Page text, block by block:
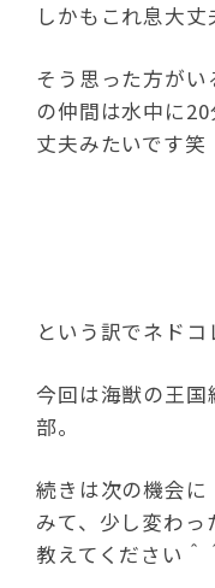
しかもこれ息大丈
そう思った方が
の仲間は水中に
丈夫みたいです笑
という訳でネド
今回は海獣の王
部。
続きは次の機会
みて、少し変わっ
教えてください＾